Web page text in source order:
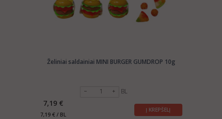
Želiniai saldainiai MINI BURGER GUMDROP 10g
BL
7,19 €
7,19 € / BL
Į KREPŠELĮ